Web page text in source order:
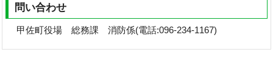
問い合わせ
甲佐町役場 総務課 消防係(電話:096-234-1167)